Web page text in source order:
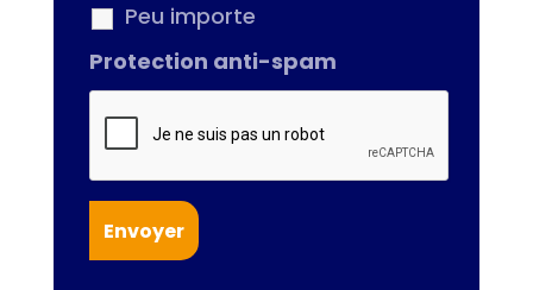
Peu importe
Protection anti-spam